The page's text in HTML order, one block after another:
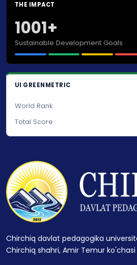
THE IMPACT
1001+
Sustainable Development Goals
UI GREENMETRIC
World Rank
Total Score
Chirchiq davlat pedagogika
Chirchiq shahri, Amir Temur ko'chasi